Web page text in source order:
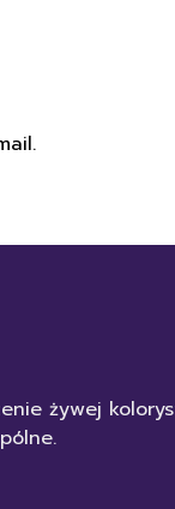
żywej